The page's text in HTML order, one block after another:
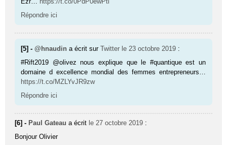
Répondre ici
[5] -@hnaudin a écrit surTwitter le 23 octobre 2019 :
#Rift2019 @olivez nous explique que le #quantique est un
domaine d excellence mondial des femmes entrepreneurs…
https://t.co/MZLYvJR9zw
Répondre ici
[6] - Paul Gateau a écrit le 27 octobre 2019 :
Bonjour Olivier